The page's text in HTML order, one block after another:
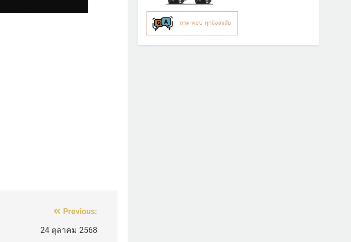
Previous:
24 ตุลาคม 2568